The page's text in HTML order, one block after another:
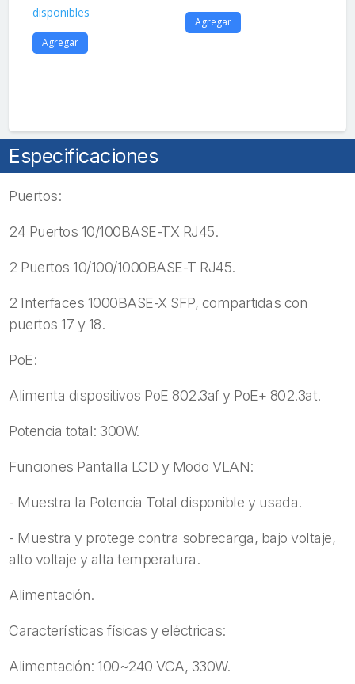
PoE,
Hasta
disponibles
Agregar
Agregar
Especificaciones
Puertos:
24 Puertos 10/100BASE-TX RJ45.
2 Puertos 10/100/1000BASE-T RJ45.
2 Interfaces 1000BASE-X SFP, compartidas con
puertos 17 y 18.
PoE:
Alimenta dispositivos PoE 802.3af y PoE+ 802.3at.
Potencia total: 300W.
Funciones Pantalla LCD y Modo VLAN:
- Muestra la Potencia Total disponible y usada.
- Muestra y protege contra sobrecarga, bajo voltaje,
alto voltaje y alta temperatura.
Alimentación.
Características físicas y eléctricas:
Alimentación: 100~240 VCA, 330W.